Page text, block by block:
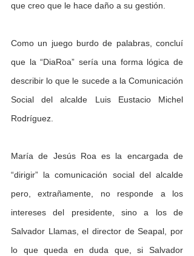
que creo que le hace daño a su gestión.
Como un juego burdo de palabras, concluí
que la “DiaRoa” sería una forma lógica de
describir lo que le sucede a la Comunicación
Social del alcalde Luis Eustacio Michel
Rodríguez.
María de Jesús Roa es la encargada de
“dirigir” la comunicación social del alcalde
pero, extrañamente, no responde a los
intereses del presidente, sino a los de
Salvador Llamas, el director de Seapal, por
lo que queda en duda que, si Salvador